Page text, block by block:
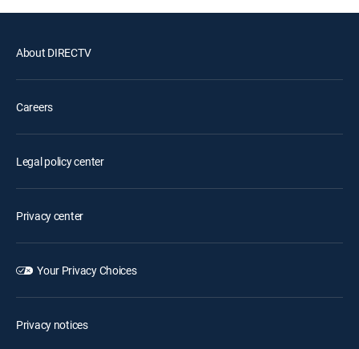
About DIRECTV
Careers
Legal policy center
Privacy center
Your Privacy Choices
Privacy notices